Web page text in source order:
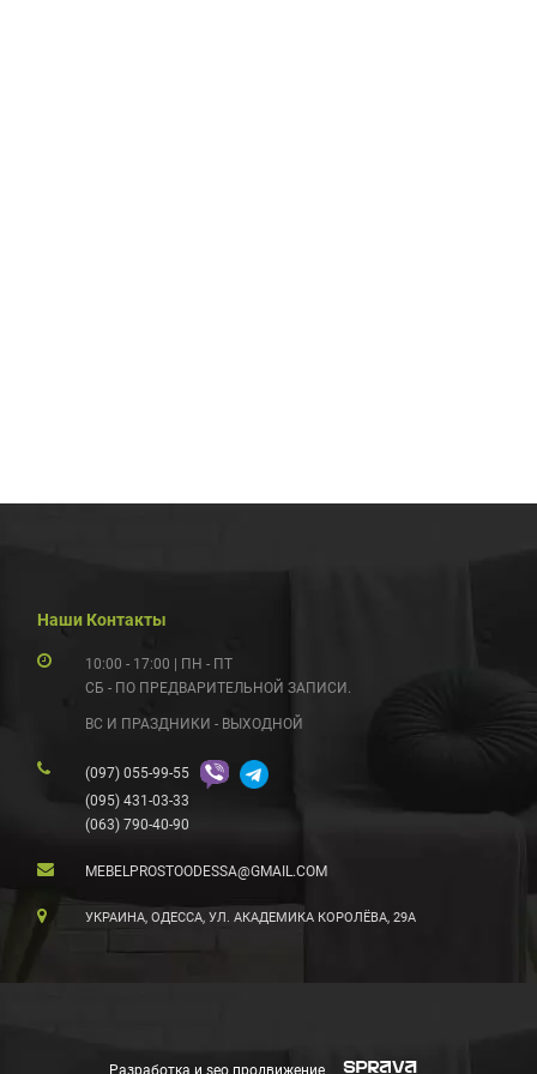
Наши Контакты
10:00 - 17:00 | ПН - ПТ
СБ - ПО ПРЕДВАРИТЕЛЬНОЙ ЗАПИСИ.
ВС И ПРАЗДНИКИ - ВЫХОДНОЙ
(097) 055-99-55
(095) 431-03-33
(063) 790-40-90
MEBELPROSTOODESSA@GMAIL.COM
УКРАИНА, ОДЕССА, УЛ. АКАДЕМИКА КОРОЛЁВА, 29А
Разработка и seo продвижение